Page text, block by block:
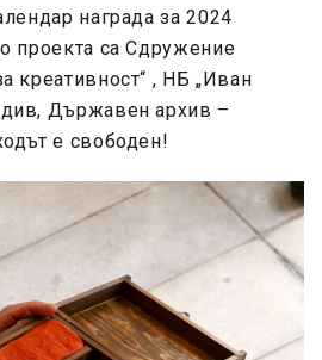
награда за 2024
проекта са Сдружение
креативност“ , НБ „Иван
Държавен архив –
е свободен!